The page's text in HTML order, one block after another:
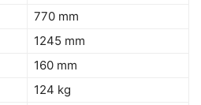
770 mm
1245 mm
160 mm
124 kg